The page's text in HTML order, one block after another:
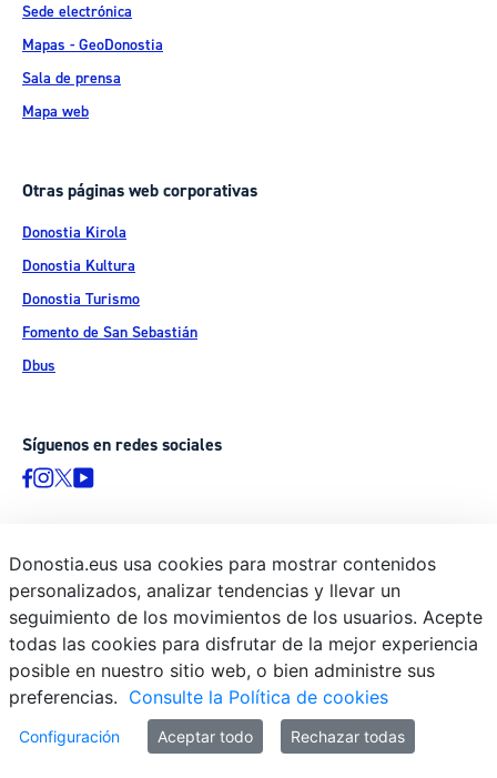
Sede electrónica
Mapas - GeoDonostia
Sala de prensa
Mapa web
Otras páginas web corporativas
Donostia Kirola
Donostia Kultura
Donostia Turismo
Fomento de San Sebastián
Dbus
Síguenos en redes sociales
© Donostiako Udala - Ayuntamiento de Donostia / San Sebastián
Ijentea 1, 20003 Donostia / San Sebastián
Aviso legal
Política de privacidad
Política de cookies
Declaración de accesibilidad
Donostia.eus usa cookies para mostrar contenidos
personalizados, analizar tendencias y llevar un
seguimiento de los movimientos de los usuarios. Acepte
todas las cookies para disfrutar de la mejor experiencia
posible en nuestro sitio web, o bien administre sus
preferencias. Consulte la Política de cookies
Configuración Aceptar todo Rechazar todas